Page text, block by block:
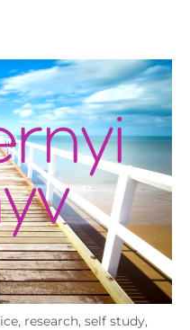
, research, self study,